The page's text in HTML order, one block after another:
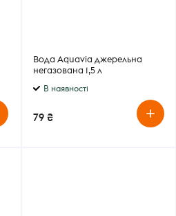
Вода Aquavia джерельна
негазована 1,5 л
В наявності
79 ₴